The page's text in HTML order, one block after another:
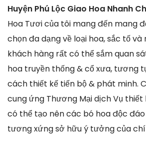
Huyện Phú Lộc Giao Hoa Nhanh
Hoa Tươi của tôi mang đến mang
chọn đa dạng về loại hoa, sắc tố và
khách hàng rất có thể sắm quan
hoa truyền thống & cổ xưa, tương
cách thiết kế tiến bộ & phát minh.
cung ứng Thương Mại dịch Vụ
có thể tạo nên các bó hoa độc
tương xứng sở hữu ý tưởng của